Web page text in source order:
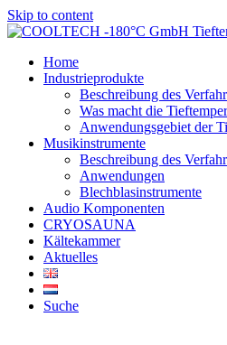
Skip to content
Home
Industrieprodukte
Beschreibung des
Was macht die
Anwendungsgebiet der
Musikinstrumente
Beschreibung des
Anwendungen
Blechblasinstrumente
Audio Komponenten
CRYOSAUNA
Kältekammer
Aktuelles
Suche